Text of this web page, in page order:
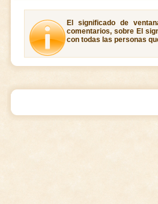
El significado de
comentarios, sobre El
con todas las personas